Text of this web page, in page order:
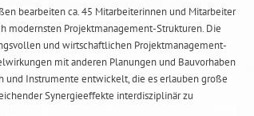
bearbeiten ca. 45 Mitarbeiterinnen und Mitarbeiter
modernsten Projektmanagement-Strukturen. Die
und wirtschaftlichen Projektmanagement-
mit anderen Planungen und Bauvorhaben
und Instrumente entwickelt, die es erlauben große
Synergieeffekte interdisziplinär zu